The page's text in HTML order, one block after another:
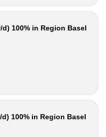
100% in Region Basel
100% in Region Basel